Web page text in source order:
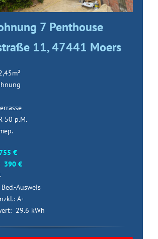
7 Penthouse
11, 47441 Moers
50 p.M.
€
390 €
Ausweis
A+
29.6 kWh